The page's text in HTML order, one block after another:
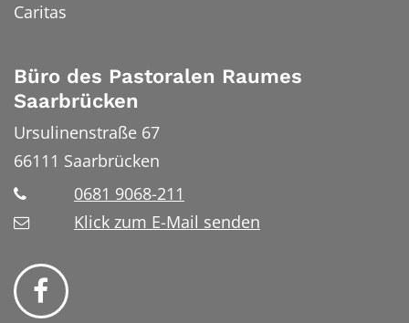
Caritas
Büro des Pastoralen Raumes
Saarbrücken
Ursulinenstraße 67
66111 Saarbrücken
0681 9068-211
Klick zum E-Mail senden